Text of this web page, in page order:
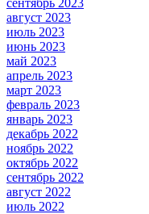
август 2023
июль 2023
июнь 2023
май 2023
апрель 2023
март 2023
февраль 2023
январь 2023
декабрь 2022
ноябрь 2022
октябрь 2022
сентябрь 2022
август 2022
июль 2022